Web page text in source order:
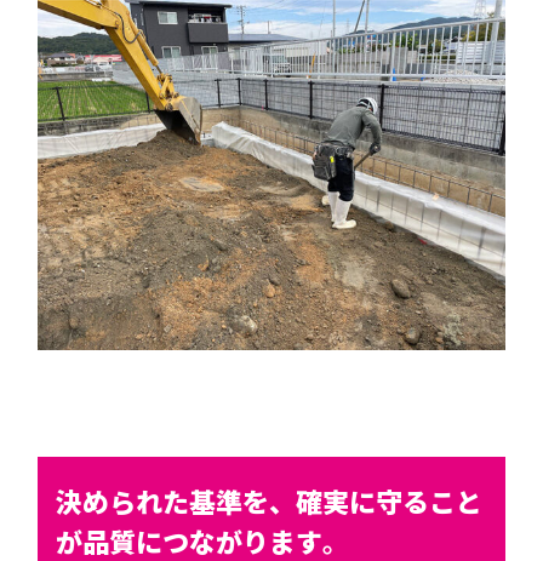
決められた基準を、確実に守ること
が品質につながります。